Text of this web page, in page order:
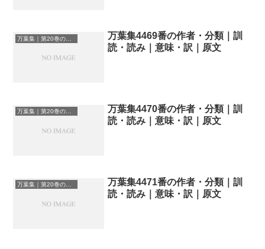
万葉集｜第20巻の和歌一覧
万葉集4469番の作者・分類｜訓
読・読み｜意味・訳｜原文
万葉集｜第20巻の和歌一覧
万葉集4470番の作者・分類｜訓
読・読み｜意味・訳｜原文
万葉集｜第20巻の和歌一覧
万葉集4471番の作者・分類｜訓
読・読み｜意味・訳｜原文